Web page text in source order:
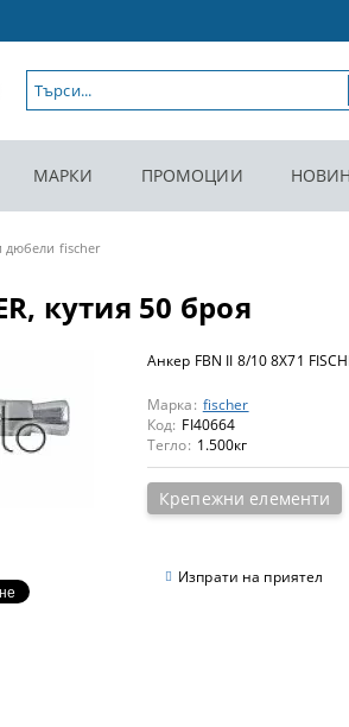
МАРКИ ПРОМОЦИИ
дюбели fischer
кутия 50 броя
Анкер FBN II 8/10 8X71
Марка: fischer
Код: FI40664
Тегло: 1.500кг
Крепежни елементи
Изпрати на приятел